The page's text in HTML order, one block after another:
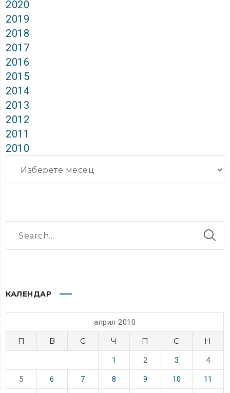
2020
2019
2018
2017
2016
2015
2014
2013
2012
2011
2010
КАЛЕНДАР
април 2010
П В С Ч П С Н
1 2 3 4
5 6 7 8 9 10 11